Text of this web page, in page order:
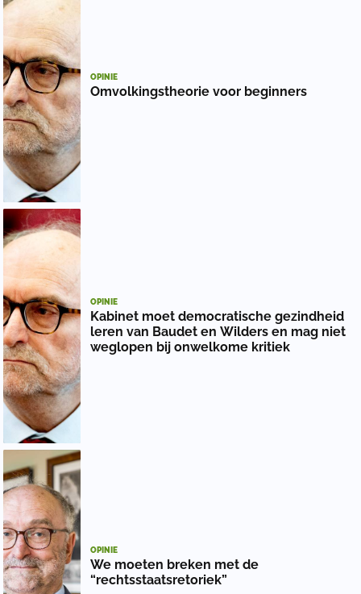
OPINIE
Omvolkingstheorie voor beginners
OPINIE
Kabinet moet democratische gezindheid
leren van Baudet en Wilders en mag niet
weglopen bij onwelkome kritiek
OPINIE
We moeten breken met de
“rechtsstaatsretoriek”